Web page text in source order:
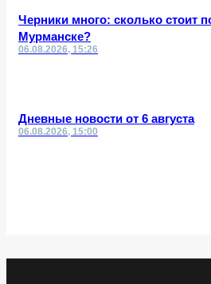
Черники много: сколько стоит
Мурманске?
06.08.2026, 15:26
Дневные новости от 6 августа
06.08.2026, 15:00